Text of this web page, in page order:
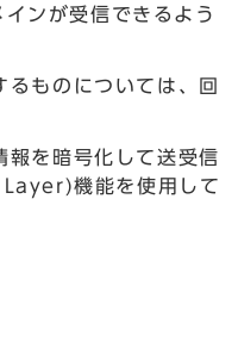
ンが受信できるよう
るものについては、回
報を暗号化して送受信
機能を使用して